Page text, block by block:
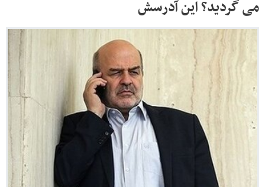
می گردید؟ این آدرسش